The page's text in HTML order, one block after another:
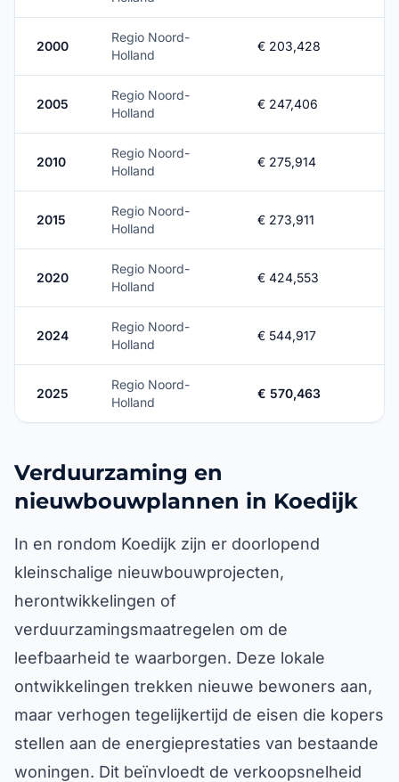
2000
Regio Noord-
Holland
€ 203,428
2005
Regio Noord-
Holland
€ 247,406
2010
Regio Noord-
Holland
€ 275,914
2015
Regio Noord-
Holland
€ 273,911
2020
Regio Noord-
Holland
€ 424,553
2024
Regio Noord-
Holland
€ 544,917
2025
Regio Noord-
Holland
€ 570,463
Verduurzaming en
nieuwbouwplannen in Koedijk
In en rondom Koedijk zijn er doorlopend
kleinschalige nieuwbouwprojecten,
herontwikkelingen of
verduurzamingsmaatregelen om de
leefbaarheid te waarborgen. Deze lokale
ontwikkelingen trekken nieuwe bewoners aan,
maar verhogen tegelijkertijd de eisen die kopers
stellen aan de energieprestaties van bestaande
woningen. Dit beïnvloedt de verkoopsnelheid